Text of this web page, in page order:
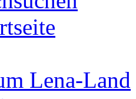
Lena-Land